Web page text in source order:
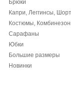
Брюки
Капри, Леггинсы,
Костюмы,
Сарафаны
Юбки
Большие размеры
Новинки